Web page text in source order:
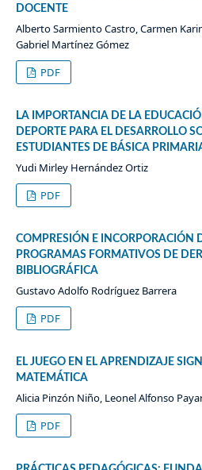
DOCENTE
Alberto Sarmiento Castro, Carmen
Gabriel Martínez Gómez
PDF
LA IMPORTANCIA DE LA
DEPORTE PARA EL DESARROLLO
ESTUDIANTES DE BÁSICA
Yudi Mirley Hernández Ortiz
PDF
COMPRESIÓN E INCORPORACIÓN
PROGRAMAS FORMATIVOS DE
BIBLIOGRÁFICA
Gustavo Adolfo Rodríguez Barrera
PDF
EL JUEGO EN EL APRENDIZAJE
MATEMÁTICA
Alicia Pinzón Niño, Leonel Alfonso
PDF